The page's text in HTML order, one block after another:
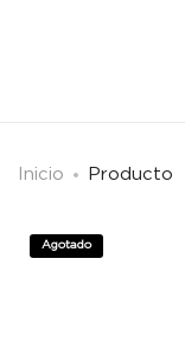
Inicio Producto
Agotado